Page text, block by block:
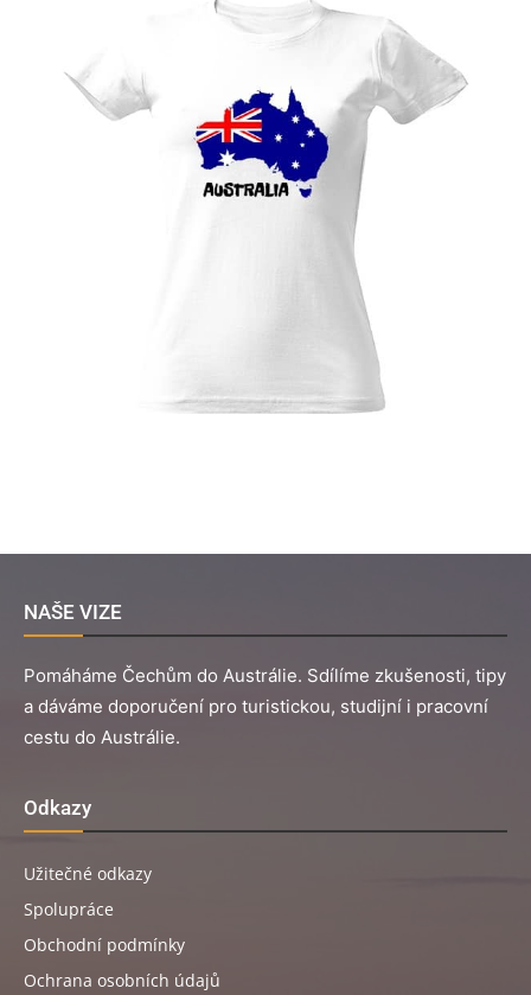
NAŠE VIZE
Pomáháme Čechům do Austrálie. Sdílíme zkušenosti, tipy
a dáváme doporučení pro turistickou, studijní i pracovní
cestu do Austrálie.
Odkazy
Užitečné odkazy
Spolupráce
Obchodní podmínky
Ochrana osobních údajů